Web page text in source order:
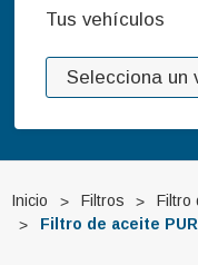
Tus vehículos
Inicio Filtros
Filtro
Filtro de aceite